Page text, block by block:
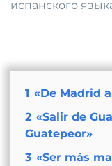
испанского
1 «De Madrid
2 «Salir de
Guatepeor»
3 «Ser más